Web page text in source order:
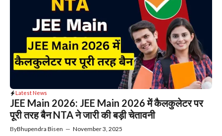
Latest News
JEE Main 2026: JEE Main 2026 में कैलकुलेटर पर
पूरी तरह बैन NTA ने जारी की बड़ी चेतावनी
ByBhupendra Bisen — November 3, 2025